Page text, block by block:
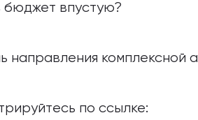
бюджет впустую?
комплексной
по ссылке: